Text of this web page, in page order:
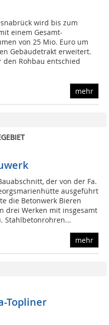
wird bis zum
einem Gesamt-
von 25 Mio. Euro um
Gebäudetrakt erweitert.
den Rohbau entschied
mehr
der von der Fa.
ausgeführt
die Betonwerk Bieren
drei Werken mit insgesamt
Stahlbetonrohren...
mehr
Topliner